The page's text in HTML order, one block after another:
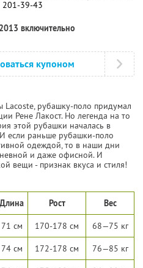
201-39-43
включительно
купоном
рубашку-поло придумал
Рене Лакост. Но легенда на то
этой рубашки началась в
если раньше рубашки-поло
одеждой, то в наши дни
и даже офисной. И
вещи - признак вкуса и стиля!
Длина Рост Вес
71 см 170-178 см 68—75 кг
74 см 172-178 см 76—85 кг